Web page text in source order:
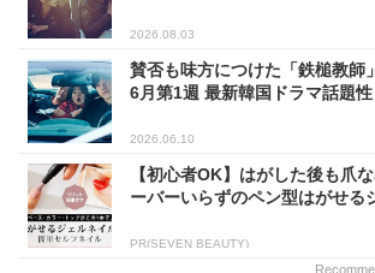
2026.08.03
賛否も味方につけた「鉄槌教師
6月第1週 最新韓国ドラマ話題
2026.06.10
【初心者OK】はがした後も爪
ーバーいらずのペン型はがせる
PR(SEVEN BEAUTY)